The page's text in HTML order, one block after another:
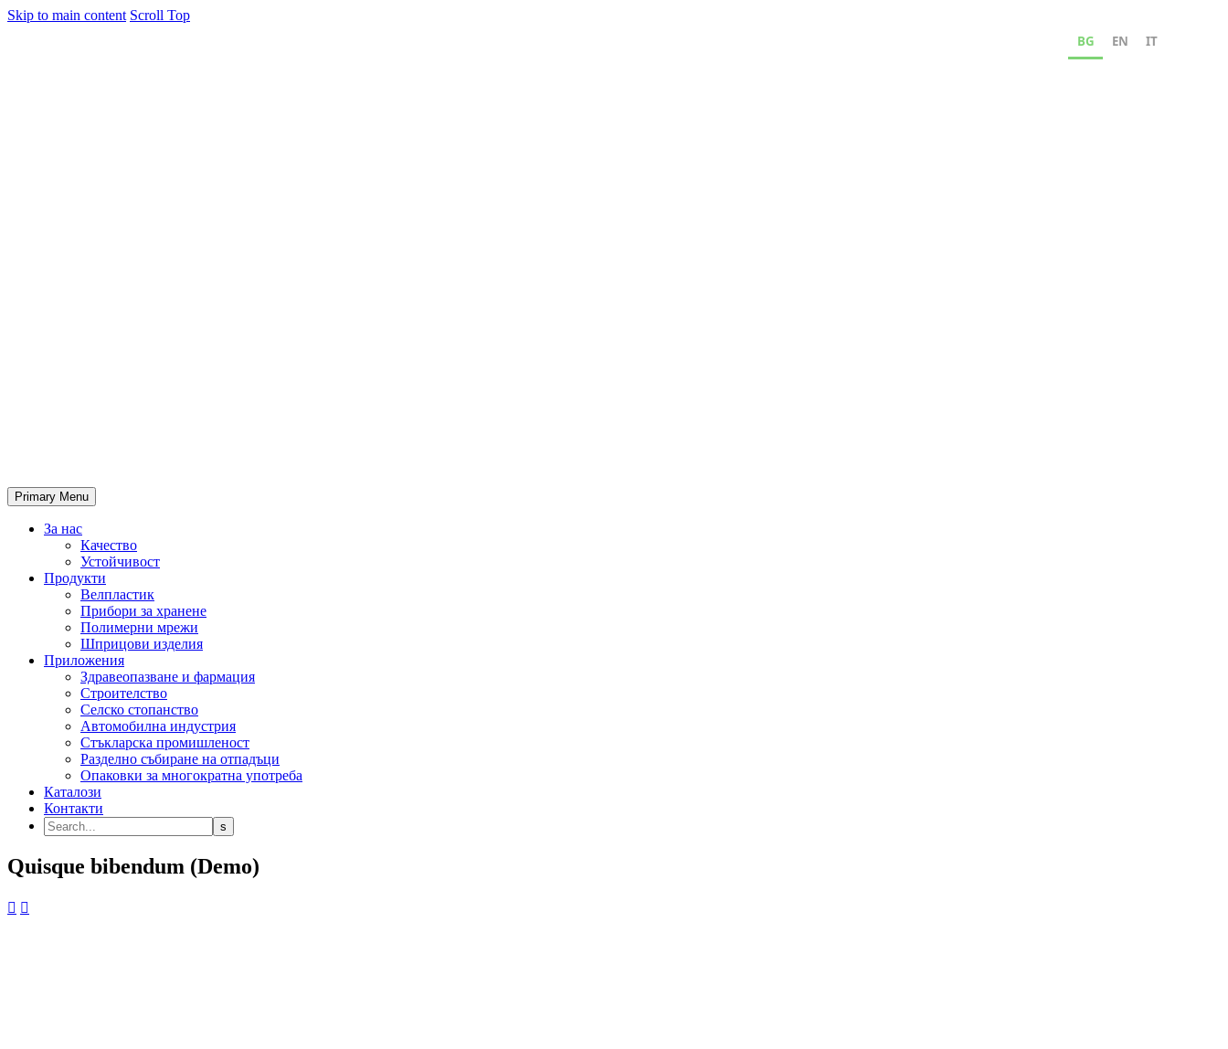
Skip to main content Scroll Top
BG EN IT
Primary Menu
За нас
Качество
Устойчивост
Продукти
Велпластик
Прибори за хранене
Полимерни мрежи
Шприцови изделия
Приложения
Здравеопазване и фармация
Строителство
Селско стопанство
Автомобилна индустрия
Стъкларска промишленост
Разделно събиране на отпадъци
Опаковки за многократна употреба
Каталози
Контакти
Quisque bibendum (Demo)
 